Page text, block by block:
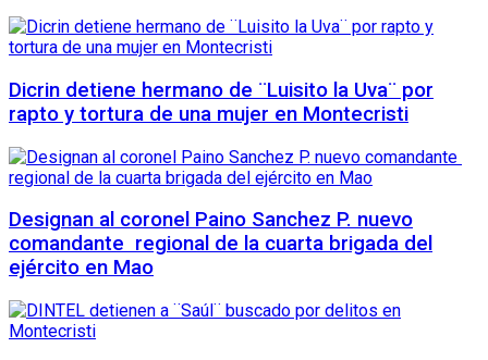
Dicrin detiene hermano de ¨Luisito la Uva¨ por
rapto y tortura de una mujer en Montecristi
Designan al coronel Paino Sanchez P. nuevo
comandante regional de la cuarta brigada del
ejército en Mao